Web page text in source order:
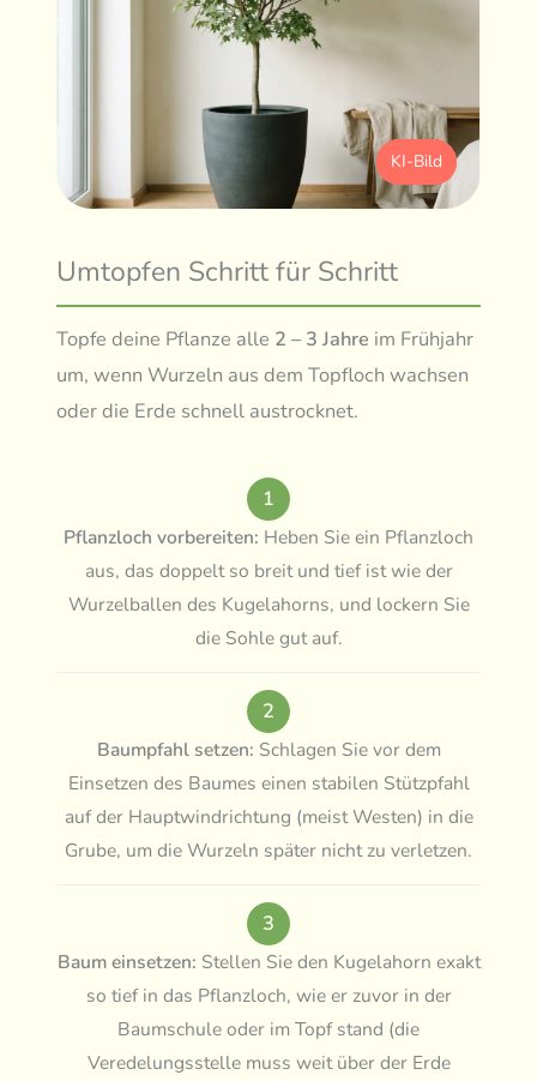
KI-Bild
Umtopfen Schritt für Schritt
Topfe deine Pflanze alle 2 – 3 Jahre im Frühjahr
um, wenn Wurzeln aus dem Topfloch wachsen
oder die Erde schnell austrocknet.
1
Pflanzloch vorbereiten: Heben Sie ein Pflanzloch
aus, das doppelt so breit und tief ist wie der
Wurzelballen des Kugelahorns, und lockern Sie
die Sohle gut auf.
2
Baumpfahl setzen: Schlagen Sie vor dem
Einsetzen des Baumes einen stabilen Stützpfahl
auf der Hauptwindrichtung (meist Westen) in die
Grube, um die Wurzeln später nicht zu verletzen.
3
Baum einsetzen: Stellen Sie den Kugelahorn exakt
so tief in das Pflanzloch, wie er zuvor in der
Baumschule oder im Topf stand (die
Veredelungsstelle muss weit über der Erde